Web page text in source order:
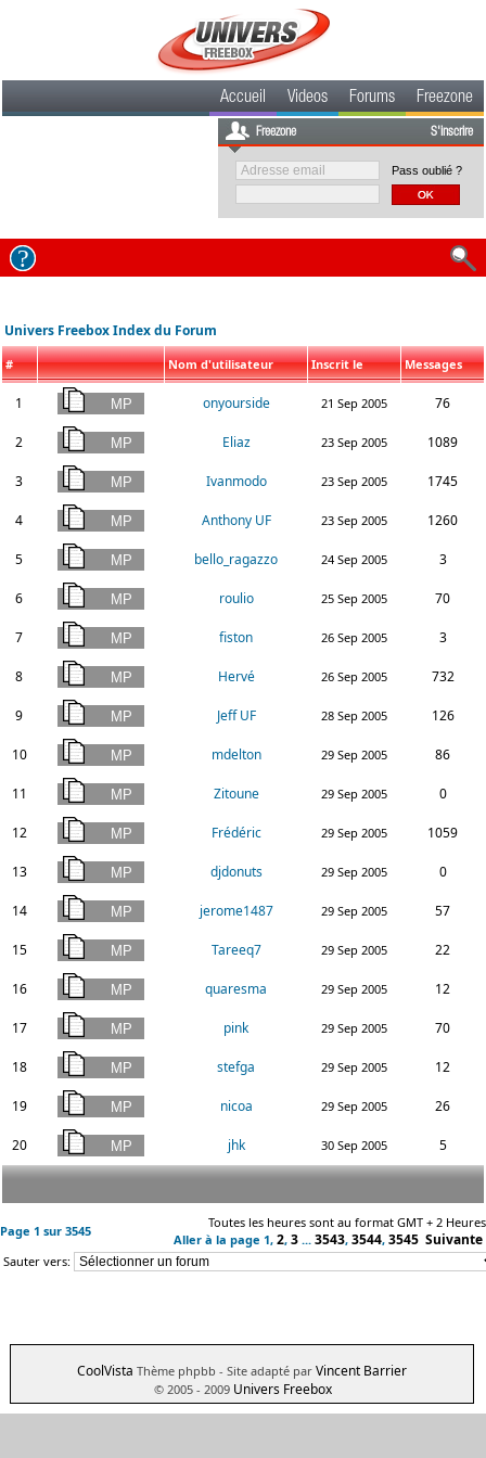
Accueil Videos Forums Freezone
Freezone S'inscrire
Pass oublié ?
Univers Freebox Index du Forum
# Nom d'utilisateur Inscrit le Messages
1 onyourside 21 Sep 2005 76
2 Eliaz 23 Sep 2005 1089
3 Ivanmodo 23 Sep 2005 1745
4 Anthony UF 23 Sep 2005 1260
5 bello_ragazzo 24 Sep 2005 3
6 roulio 25 Sep 2005 70
7 fiston 26 Sep 2005 3
8 Hervé 26 Sep 2005 732
9 Jeff UF 28 Sep 2005 126
10 mdelton 29 Sep 2005 86
11 Zitoune 29 Sep 2005 0
12 Frédéric 29 Sep 2005 1059
13 djdonuts 29 Sep 2005 0
14 jerome1487 29 Sep 2005 57
15 Tareeq7 29 Sep 2005 22
16 quaresma 29 Sep 2005 12
17 pink 29 Sep 2005 70
18 stefga 29 Sep 2005 12
19 nicoa 29 Sep 2005 26
20 jhk 30 Sep 2005 5
Page 1 sur 3545
Toutes les heures sont au format GMT + 2 Heures
Aller à la page 1, 2, 3 ... 3543, 3544, 3545 Suivante
Sauter vers:
CoolVista Thème phpbb - Site adapté par Vincent Barrier
© 2005 - 2009 Univers Freebox